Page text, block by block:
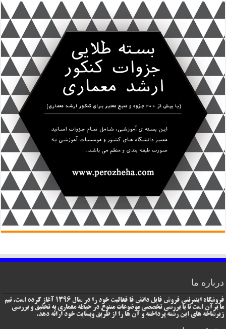
درباره ما
فروشگاه اینترنتی فروش فایل دانش فا فعالیت خود را در سال 1396 آغاز کرده است. تیم
ما برآن است تا با بررسی تخصصی موضوعات متنوع در حیطه معماری به تحقیق و بررسی
زیرشاخه های این رشته پرداخته و آن ها را از طریق وبسایت خود ارائه دهد.